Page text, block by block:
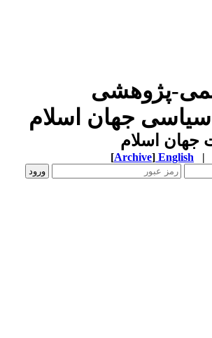
پژوهشی
جهان اسلام
اسلام
English
[Archive]